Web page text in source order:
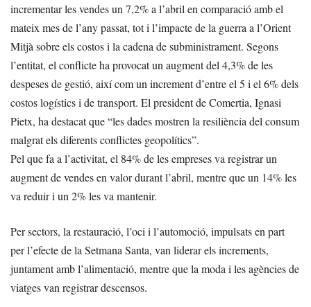
incrementar les vendes un 7,2% a l’abril en comparació amb el
mateix mes de l’any passat, tot i l’impacte de la guerra a l’Orient
Mitjà sobre els costos i la cadena de subministrament. Segons
l’entitat, el conflicte ha provocat un augment del 4,3% de les
despeses de gestió, així com un increment d’entre el 5 i el 6% dels
costos logístics i de transport. El president de Comertia, Ignasi
Pietx, ha destacat que “les dades mostren la resiliència del consum
malgrat els diferents conflictes geopolítics”.
Pel que fa a l’activitat, el 84% de les empreses va registrar un
augment de vendes en valor durant l’abril, mentre que un 14% les
va reduir i un 2% les va mantenir.
Per sectors, la restauració, l’oci i l’automoció, impulsats en part
per l’efecte de la Setmana Santa, van liderar els increments,
juntament amb l’alimentació, mentre que la moda i les agències de
viatges van registrar descensos.